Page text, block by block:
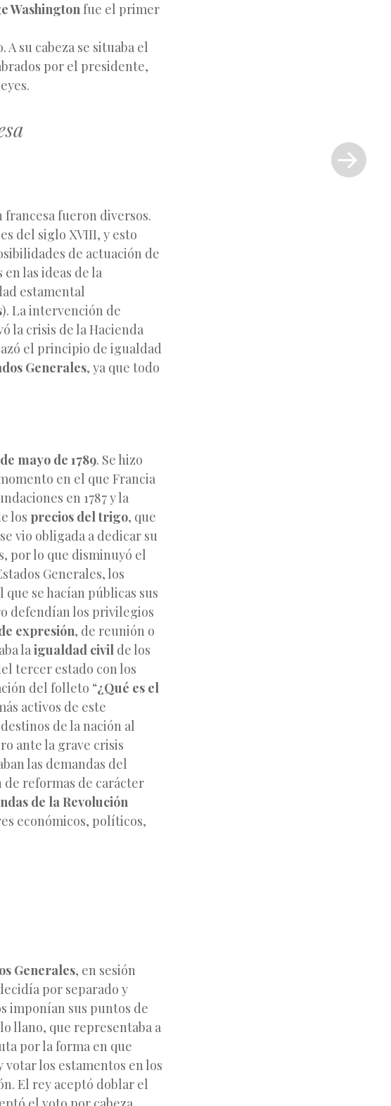
Washingtonfue el primer
su cabeza se situaba el
por el presidente,
fueron diversos.
del siglo XVIII, y esto
de actuación de
las ideas de la
estamental
). La intervención de
la crisis de la Hacienda
el principio de igualdad
Generales, ya que todo
mayo de 1789. Se hizo
en el que Francia
en 1787 y la
los precios del trigo, que
vio obligada a dedicar su
por lo que disminuyó el
Generales, los
que se hacían públicas sus
defendían los privilegios
expresión, de reunión o
laigualdad civil de los
tercer estado con los
del folleto “¿Qué es el
activos de este
de la nación al
ante la grave crisis
las demandas del
de reformas de carácter
de la Revolución
económicos, políticos,
Generales, en sesión
por separado y
imponían sus puntos de
llano, que representaba a
por la forma en que
votar los estamentos en los
El rey aceptó doblar el
entrada